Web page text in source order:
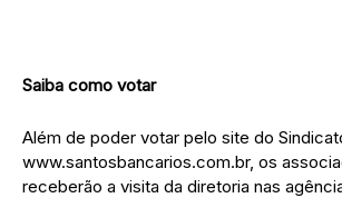
Saiba como votar
Além de poder votar pelo site do
www.santosbancarios.com.br, os
receberão a visita da diretoria nas